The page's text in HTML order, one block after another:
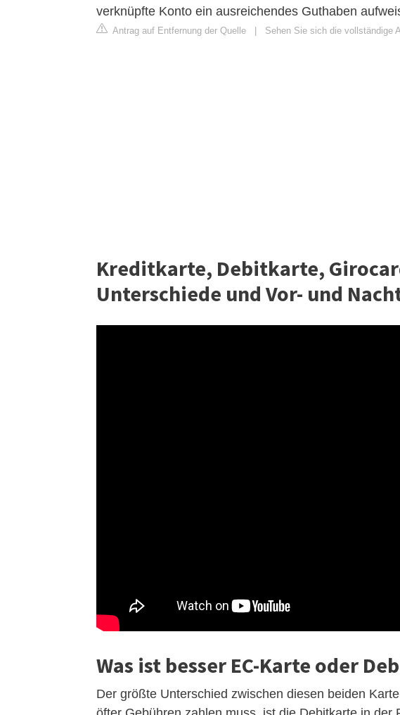
verknüpfte Konto ein ausreichendes Guthaben
Antrag auf Entfernung der Quelle Sehen Sie sich die vollständige
Kreditkarte, Debitkarte,
Unterschiede und Vor- und
Was ist besser EC-Karte oder
Der größte Unterschied zwischen diesen beiden